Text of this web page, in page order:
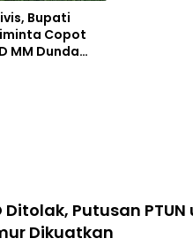
Bupati
Copot
MM Dunda
Ditolak, Putusan
Dikuatkan